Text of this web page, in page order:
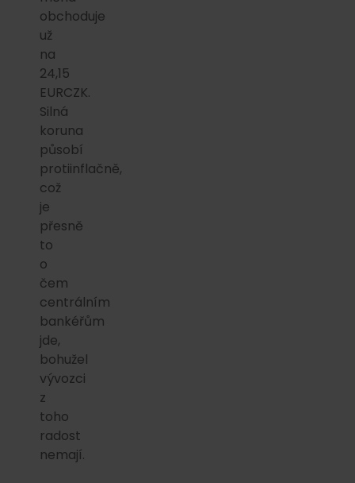
obchoduje
už
na
24,15
EURCZK.
Silná
koruna
působí
protiinflačně,
což
je
přesně
to
o
čem
centrálním
bankéřům
jde,
bohužel
vývozci
z
toho
radost
nemají.